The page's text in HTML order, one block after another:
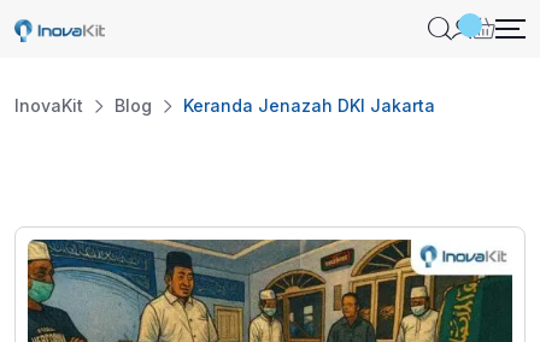
Skip
InovaKit Blog Keranda Jenazah DKI Jakarta